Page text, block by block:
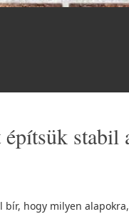
stabil
hogy milyen